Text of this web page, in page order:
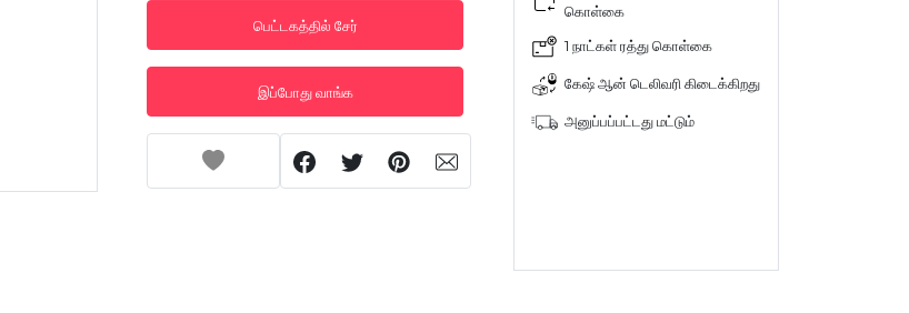
பெட்டகத்தில் சேர்
இப்போது வாங்க
கொள்கை
1 நாட்கள் ரத்து கொள்கை
கேஷ் ஆன் டெலிவரி கிடைக்கிறது
அனுப்பப்பட்டது மட்டும்